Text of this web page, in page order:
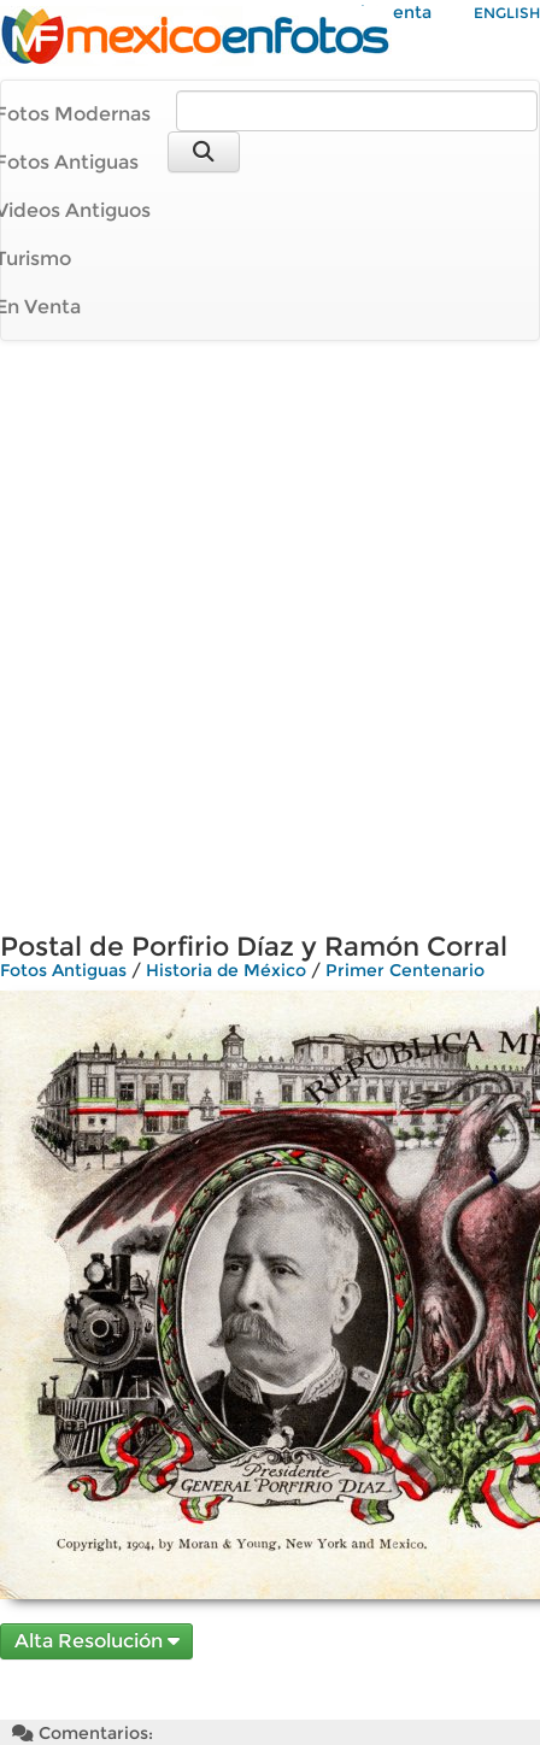
Mi Cuenta ENGLISH
Modernas
Antiguas
Antiguos
Venta
Postal de Porfirio Díaz y Ramón Corral
Fotos Antiguas / Historia de México / Primer Centenario
Alta Resolución
Comentarios: